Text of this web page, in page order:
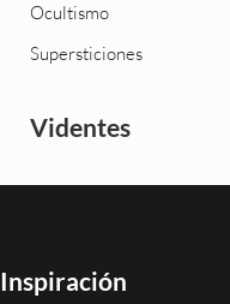
Ocultismo
Supersticiones
Videntes
Inspiración